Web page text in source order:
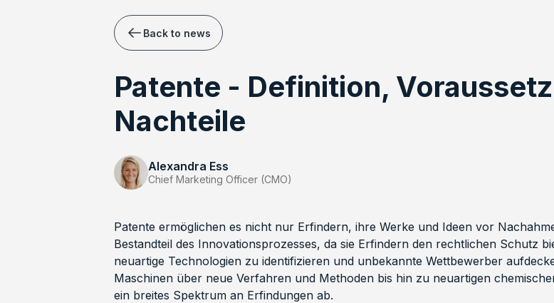
Back to news
Patente - Definition,
Nachteile
Chief Marketing Officer (CMO)
Alexandra Ess
Patente ermöglichen es nicht nur Erfindern, ihre Werke und Ideen vor
Bestandteil des Innovationsprozesses, da sie Erfindern den rechtlichen Schutz
neuartige Technologien zu identifizieren und unbekannte Wettbewerber
Maschinen über neue Verfahren und Methoden bis hin zu neuartigen
ein breites Spektrum an Erfindungen ab.